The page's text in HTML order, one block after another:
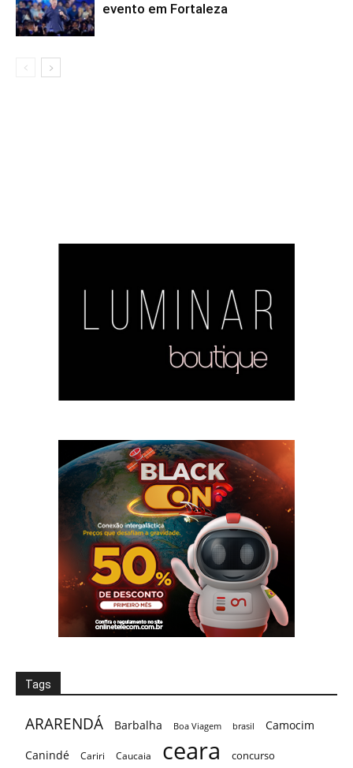
evento em Fortaleza
Tags
ARARENDÁ Barbalha Boa Viagem brasil
Camocim
Canindé
Cariri Caucaia ceara concurso